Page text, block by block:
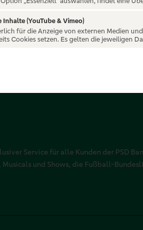
Service für alle Kunden der PSD
und Shows, die Fußball-
Inhalte (YouTube & Vimeo)
für die Anzeige von externen Medien
Cookies setzen. Es gelten die jeweiligen